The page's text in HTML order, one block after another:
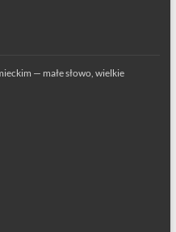
— małe słowo, wielkie